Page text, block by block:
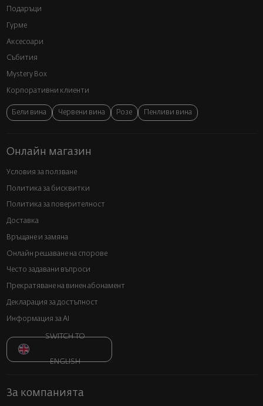
Подаръци
Гурме
Аксесоари
Събития
Mystery Box
Корпоративни клиенти
Бели вина Червени вина Розе Пенливи вина
Онлайн магазин
Условия за ползване
Политика за бисквитки
Политика за поверителност
Доставка
Връщане и замяна
Онлайн решаване на спорове
Често задавани въпроси
Прекратяване на винен абонамент
Декларация за достъпност
Информация за AI
SWITCH TO
ENGLISH
За компанията